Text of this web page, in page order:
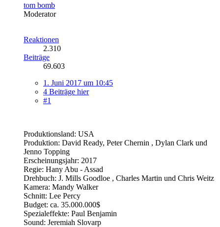
tom bomb
Moderator
Reaktionen
2.310
Beiträge
69.603
1. Juni 2017 um 10:45
4 Beiträge hier
#1
Produktionsland: USA
Produktion: David Ready, Peter Chernin , Dylan Clark und
Jenno Topping
Erscheinungsjahr: 2017
Regie: Hany Abu - Assad
Drehbuch: J. Mills Goodloe , Charles Martin und Chris Weitz
Kamera: Mandy Walker
Schnitt: Lee Percy
Budget: ca. 35.000.000$
Spezialeffekte: Paul Benjamin
Sound: Jeremiah Slovarp